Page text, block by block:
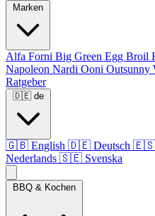
Alfa Forni Big Green Egg Broil
Napoleon Nardi Ooni Outsunny
Ratgeber
🇩🇪 de
🇬🇧 English 🇩🇪 Deutsch 🇪🇸
Nederlands 🇸🇪 Svenska